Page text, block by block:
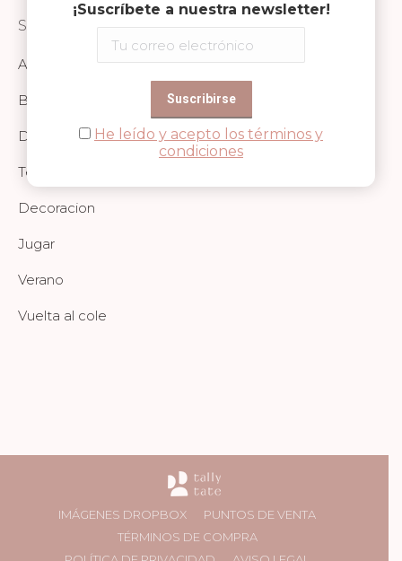
SECCIONES
Alimentación
Baño
Descanso
Textil
Decoracion
Jugar
Verano
Vuelta al cole
IMÁGENES DROPBOX
PUNTOS DE VENTA
TÉRMINOS DE COMPRA
¡Suscríbete a nuestra newsletter!
He leído y acepto los términos y
condiciones